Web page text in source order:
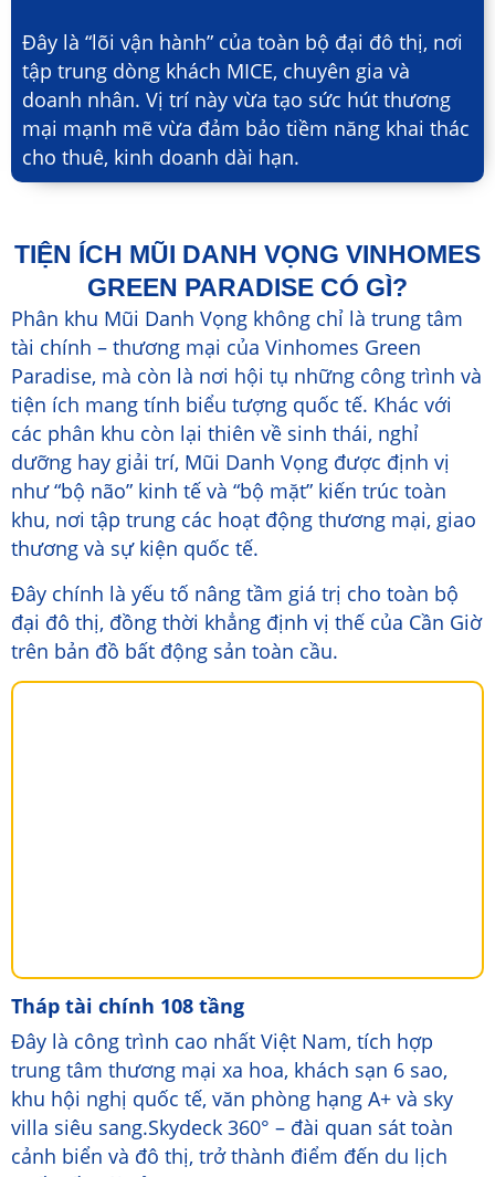
Đây là “lõi vận hành” của toàn bộ đại đô thị, nơi
tập trung dòng khách MICE, chuyên gia và
doanh nhân. Vị trí này vừa tạo sức hút thương
mại mạnh mẽ vừa đảm bảo tiềm năng khai thác
cho thuê, kinh doanh dài hạn.
TIỆN ÍCH MŨI DANH VỌNG VINHOMES
GREEN PARADISE CÓ GÌ?
Phân khu Mũi Danh Vọng không chỉ là trung tâm
tài chính – thương mại của Vinhomes Green
Paradise, mà còn là nơi hội tụ những công trình và
tiện ích mang tính biểu tượng quốc tế. Khác với
các phân khu còn lại thiên về sinh thái, nghỉ
dưỡng hay giải trí, Mũi Danh Vọng được định vị
như “bộ não” kinh tế và “bộ mặt” kiến trúc toàn
khu, nơi tập trung các hoạt động thương mại, giao
thương và sự kiện quốc tế.
Đây chính là yếu tố nâng tầm giá trị cho toàn bộ
đại đô thị, đồng thời khẳng định vị thế của Cần Giờ
trên bản đồ bất động sản toàn cầu.
Tháp tài chính 108 tầng
Đây là công trình cao nhất Việt Nam, tích hợp
trung tâm thương mại xa hoa, khách sạn 6 sao,
khu hội nghị quốc tế, văn phòng hạng A+ và sky
villa siêu sang.Skydeck 360° – đài quan sát toàn
cảnh biển và đô thị, trở thành điểm đến du lịch